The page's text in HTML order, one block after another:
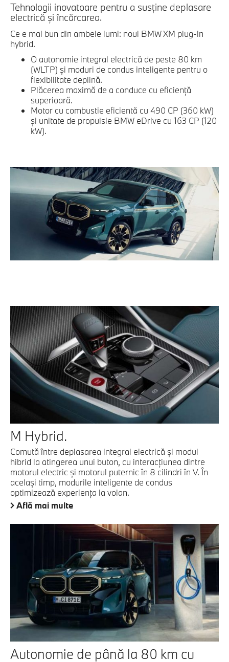
Tehnologii inovatoare pentru a susţine deplasare
electrică şi încărcarea.
Ce e mai bun din ambele lumi: noul BMW XM plug-in
hybrid.
O autonomie integral electrică de peste 80 km
(WLTP) şi moduri de condus inteligente pentru o
flexibilitate deplină.
Plăcerea maximă de a conduce cu eficienţă
superioară.
Motor cu combustie eficientă cu 490 CP (360 kW)
şi unitate de propulsie BMW eDrive cu 163 CP (120
kW).
M Hybrid.
Comută între deplasarea integral electrică şi modul
hibrid la atingerea unui buton, cu interacţiunea dintre
motorul electric şi motorul puternic în 8 cilindri în V. În
acelaşi timp, modurile inteligente de condus
optimizează experienţa la volan.
Află mai multe
Autonomie de până la 80 km cu